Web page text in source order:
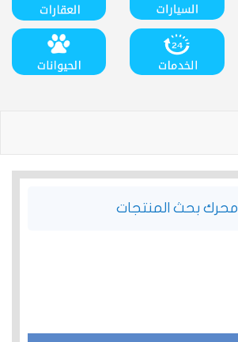
محرك بحث المنتجات